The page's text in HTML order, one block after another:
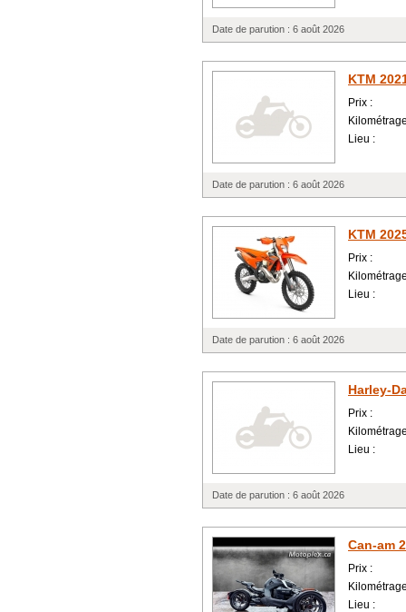
Date de parution : 6 août 2026
KTM
Prix :
Lieu :
Date de parution : 6 août 2026
KTM
Prix :
Lieu :
Date de parution : 6 août 2026
Harley-
Prix :
Lieu :
Date de parution : 6 août 2026
Can-am
Prix :
Lieu :